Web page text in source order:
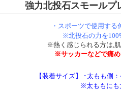
強力北投石スモールプ
・スポーツで使用する
※北投石の力を
※熱く感じられる方は,
※サッカーなどで痛
【装着サイズ】 ･太もも側
※太ももにも